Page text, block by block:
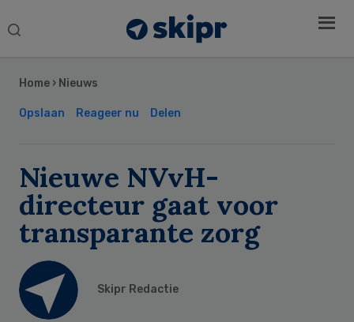
Search
Home › Nieuws
Opslaan Reageer nu Delen
Nieuwe NVvH-
directeur gaat voor
transparante zorg
Skipr Redactie
Sidebar